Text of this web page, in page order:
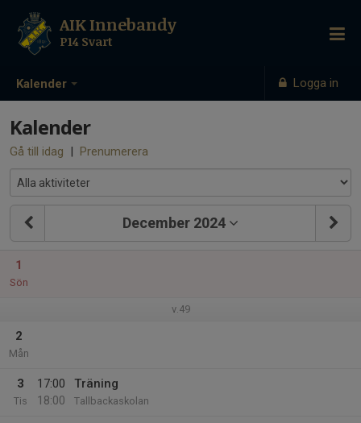
Kalender Logga in
AIK Innebandy
P14 Svart
Kalender
Gå till idag | Prenumerera
December 2024
1
Sön
v.49
2
Mån
3
Tis
17:00
18:00
Träning
Tallbackaskolan